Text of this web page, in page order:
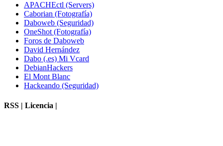
APACHEctl (Servers)
Caborian (Fotografía)
Daboweb (Seguridad)
OneShot (Fotografía)
Foros de Daboweb
David Hernández
Dabo (.es) Mi Vcard
DebianHackers
El Mont Blanc
Hackeando (Seguridad)
RSS | Licencia |